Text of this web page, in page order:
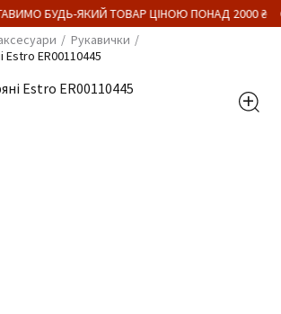
БУДЬ-ЯКИЙ ТОВАР ЦІНОЮ ПОНАД 2000 ₴
Рукавички
Estro ER00110445